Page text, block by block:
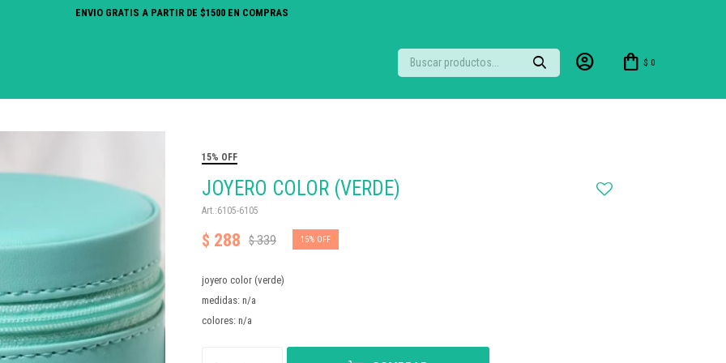
ENVIO GRATIS A PARTIR DE $1500 EN COMPRAS
$ 0
15% OFF
JOYERO COLOR (VERDE)
6105-6105
$ 288 $339 15
joyero color (verde)
medidas: n/a
colores: n/a